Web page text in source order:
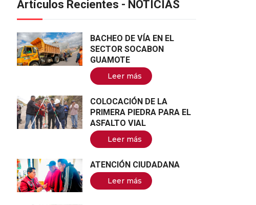
Artículos Recientes - NOTICIAS
BACHEO DE VÍA EN EL
SECTOR SOCABON
GUAMOTE
Leer más
COLOCACIÓN DE LA
PRIMERA PIEDRA PARA EL
ASFALTO VIAL
Leer más
ATENCIÓN CIUDADANA
Leer más